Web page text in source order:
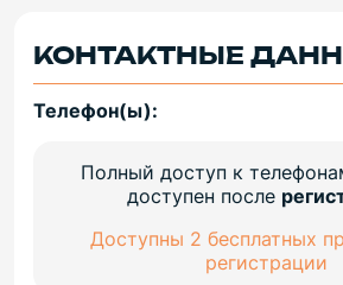
КОНТАКТНЫЕ
Телефон(ы):
Полный доступ к
доступен после
Доступны 2 бесплатных
регистрации